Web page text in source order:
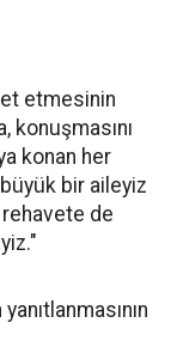
etmesinin
konuşmasını
konan her
bir aileyiz
de